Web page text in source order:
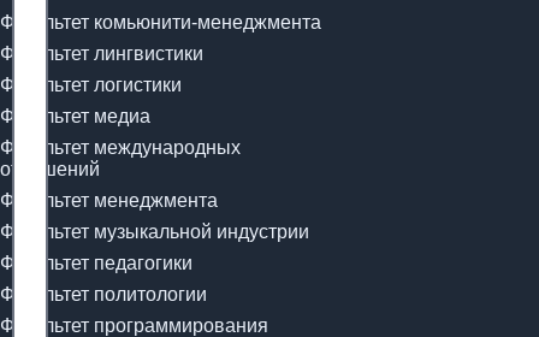
Факультет комьюнити-менеджмента
Факультет лингвистики
Факультет логистики
Факультет медиа
Факультет международных
отношений
Факультет менеджмента
Факультет музыкальной индустрии
Факультет педагогики
Факультет политологии
Факультет программирования